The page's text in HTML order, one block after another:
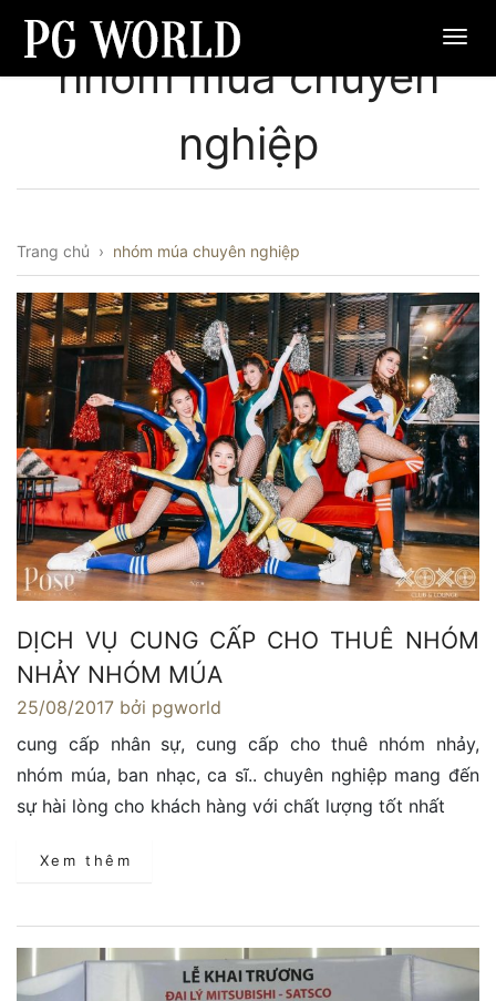
nhóm múa chuyên
nghiệp
Trang chủ › nhóm múa chuyên nghiệp
DỊCH VỤ CUNG CẤP CHO THUÊ NHÓM
NHẢY NHÓM MÚA
25/08/2017 bởi pgworld
cung cấp nhân sự, cung cấp cho thuê nhóm nhảy,
nhóm múa, ban nhạc, ca sĩ.. chuyên nghiệp mang đến
sự hài lòng cho khách hàng với chất lượng tốt nhất
Xem thêm